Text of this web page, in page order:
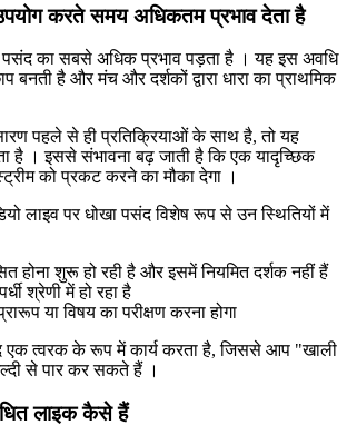
करते समय अधिकतम प्रभाव देता है
का सबसे अधिक प्रभाव पड़ता है । यह इस अवधि
बनती है और मंच और दर्शकों द्वारा धारा का प्राथमिक
पहले से ही प्रतिक्रियाओं के साथ है, तो यह
है । इससे संभावना बढ़ जाती है कि एक यादृच्छिक
को प्रकट करने का मौका देगा ।
लाइव पर धोखा पसंद विशेष रूप से उन स्थितियों में
होना शुरू हो रही है और इसमें नियमित दर्शक नहीं हैं
श्रेणी में हो रहा है
या विषय का परीक्षण करना होगा
एक त्वरक के रूप में कार्य करता है, जिससे आप "खाली
से पार कर सकते हैं ।
लाइक कैसे हैं